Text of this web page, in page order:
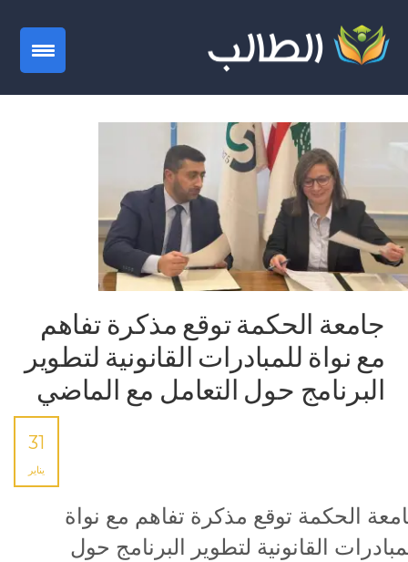
جامعة الحكمة توقع مذكرة تفاهم
مع نواة للمبادرات القانونية لتطوير
البرنامج حول التعامل مع الماضي
31
يناير
الحكمة توقع مذكرة تفاهم مع نواة
القانونية لتطوير البرنامج حول